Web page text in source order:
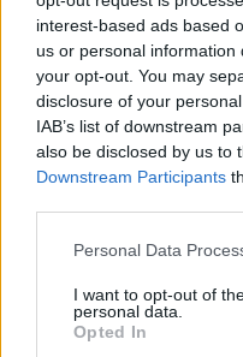
interest-based ads based
us or personal
your opt-out. You may
disclosure of your
IAB’s list of downstream
also be disclosed by us to
Downstream Participants
Personal Data
I want to opt-out of
personal data.
Opted In
Dépression -
Tamoxifene (386)
Cancer - hormones et
Crestor (366)
Cholestérol
Deroxat (366)
Dépression - antidépresseurs
Citalopram (358)
Metformine (357)
Diabètes - médicaments oraux